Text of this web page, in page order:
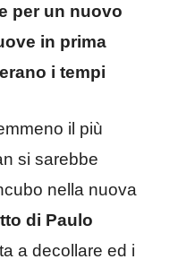
per un nuovo
in prima
i tempi
il più
si sarebbe
nella nuova
di Paulo
a decollare ed i